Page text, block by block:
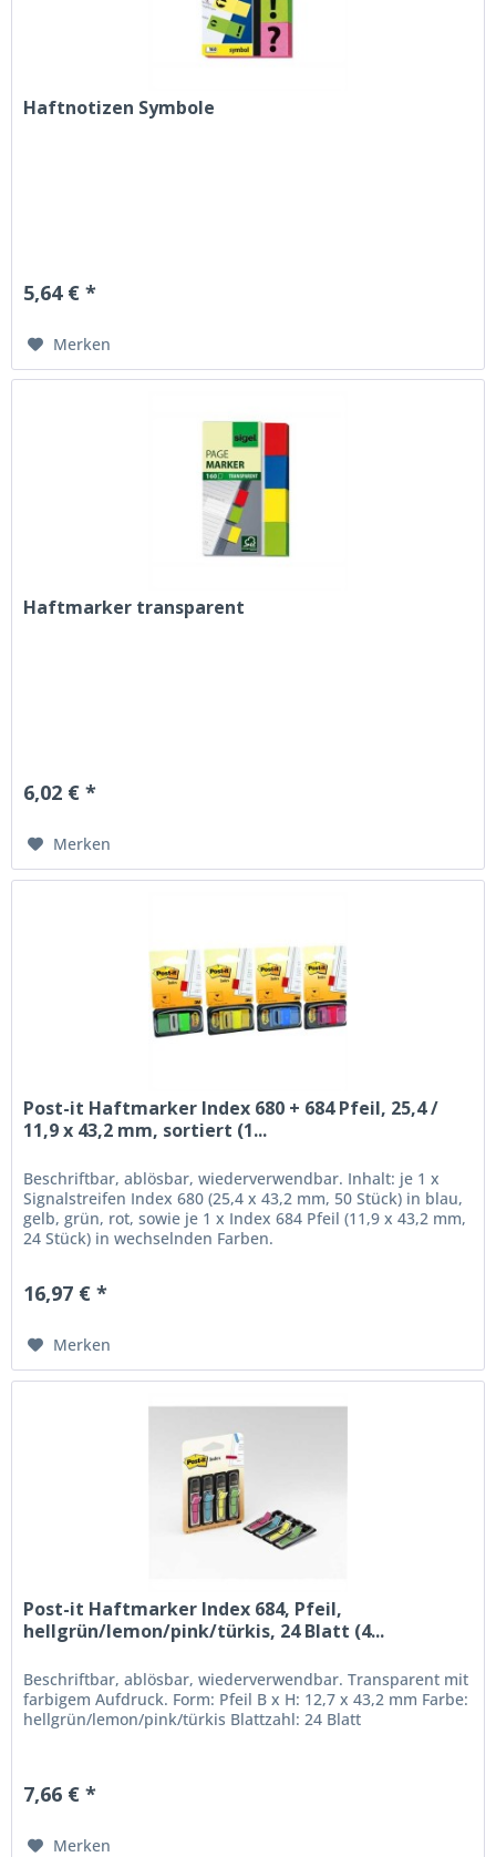
Haftnotizen Symbole
5,64 € *
Merken
Haftmarker transparent
6,02 € *
Merken
Post-it Haftmarker Index 680 + 684 Pfeil, 25,4 /
11,9 x 43,2 mm, sortiert (1...
Beschriftbar, ablösbar, wiederverwendbar. Inhalt: je 1 x
Signalstreifen Index 680 (25,4 x 43,2 mm, 50 Stück) in blau,
gelb, grün, rot, sowie je 1 x Index 684 Pfeil (11,9 x 43,2 mm,
24 Stück) in wechselnden Farben.
16,97 € *
Merken
Post-it Haftmarker Index 684, Pfeil,
hellgrün/lemon/pink/türkis, 24 Blatt (4...
Beschriftbar, ablösbar, wiederverwendbar. Transparent mit
farbigem Aufdruck. Form: Pfeil B x H: 12,7 x 43,2 mm Farbe:
hellgrün/lemon/pink/türkis Blattzahl: 24 Blatt
7,66 € *
Merken